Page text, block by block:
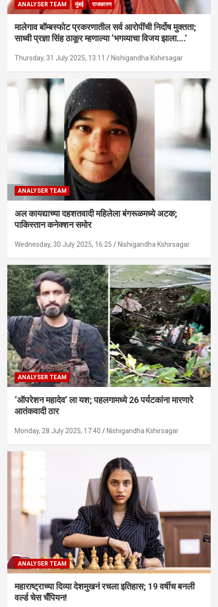
ANALYSER TEAM मुंबई राजकारण
मालेगाव बॉम्बस्फोट प्रकरणातील सर्व आरोपींची निर्दोष मुक्तता;
साध्वी प्रज्ञा सिंह ठाकूर म्हणाल्या ‘भगव्याचा विजय झाला….’
Thursday, 31 July 2025, 13:11 Nishigandha Kshirsagar
ANALYSER TEAM
अल कायद्याच्या दहशतवादी महिलेला बंगरूळमध्ये अटक;
पाकिस्तान कनेक्शन समोर
Wednesday, 30 July 2025, 16:25 Nishigandha Kshirsagar
ANALYSER TEAM
‘ऑपरेशन महादेव’ ला यश; पहलगामध्ये 26 पर्यटकांना मारणारे
आतंकवादी ठार
Monday, 28 July 2025, 17:40 Nishigandha Kshirsagar
ANALYSER TEAM
महाराष्ट्राच्या दिव्या देशमुखनं रचला इतिहास; 19 वर्षीच बनली
वर्ल्ड चेस चँपियन!